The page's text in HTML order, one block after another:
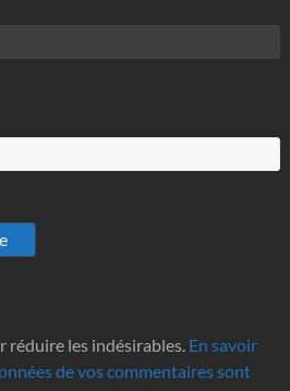
les indésirables. En savoir
de vos commentaires sont